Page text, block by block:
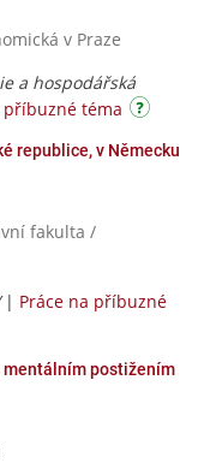
v Praze
a hospodářská
příbuzné téma
republice, v Německu
fakulta /
| Práce na příbuzné
mentálním postižením